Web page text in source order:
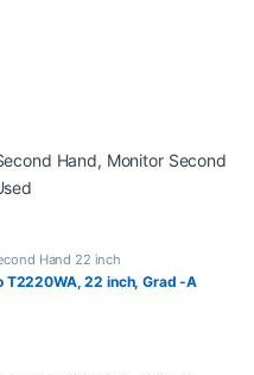
Hand, Monitor Second
Hand 22 inch
T2220WA, 22 inch, Grad -A